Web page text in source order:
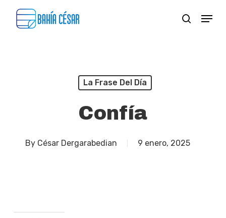
search
Menu
La Frase Del Día
Confía
By César Dergarabedian 9 enero, 2025